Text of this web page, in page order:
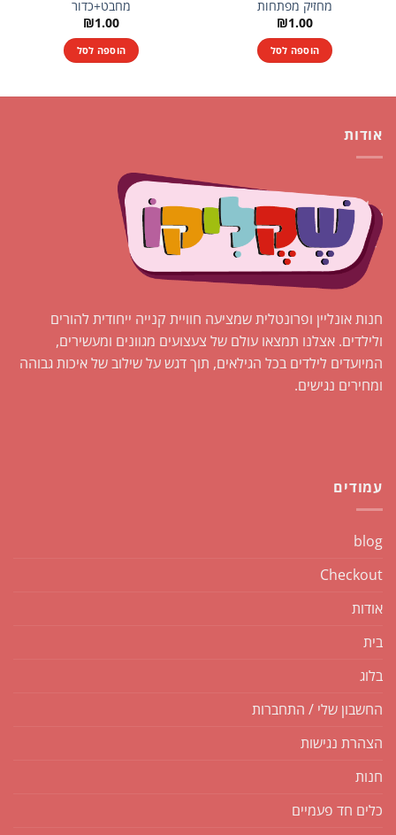
מחזיק מפתחות
₪1.00
הוספה לסל
מחבט+כדור
₪1.00
הוספה לסל
אודות
חנות אונליין ופרונטלית שמציעה חוויית קנייה ייחודית להורים
ולילדים. אצלנו תמצאו עולם של צעצועים מגוונים ומעשירים,
המיועדים לילדים בכל הגילאים, תוך דגש על שילוב של איכות גבוהה
ומחירים נגישים.
עמודים
blog
Checkout
אודות
בית
בלוג
החשבון שלי / התחברות
הצהרת נגישות
חנות
כלים חד פעמיים